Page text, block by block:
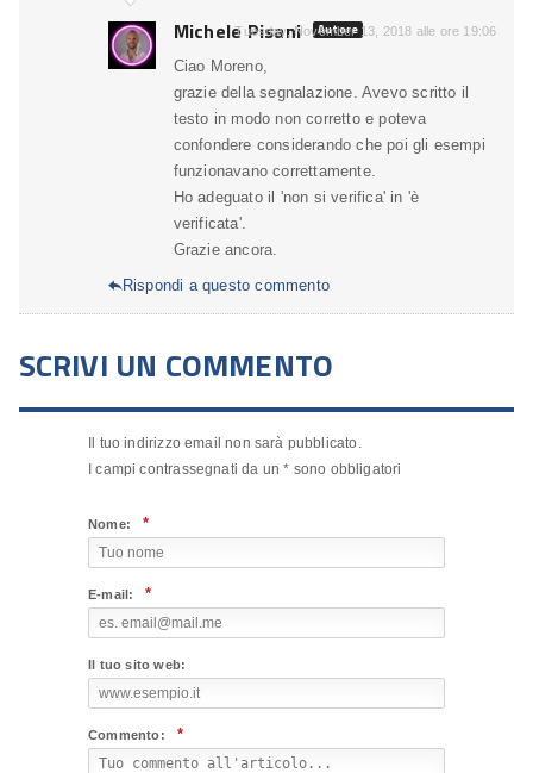
Michele Pisani Autore
Tuesday, November 13, 2018 alle ore 19:06
Ciao Moreno,
grazie della segnalazione. Avevo scritto il
testo in modo non corretto e poteva
confondere considerando che poi gli esempi
funzionavano correttamente.
Ho adeguato il 'non si verifica' in 'è
verificata'.
Grazie ancora.
Rispondi a questo commento
SCRIVI UN COMMENTO
Il tuo indirizzo email non sarà pubblicato.
I campi contrassegnati da un* sono obbligatori
Nome: *
E-mail: *
Il tuo sito web:
Commento: *